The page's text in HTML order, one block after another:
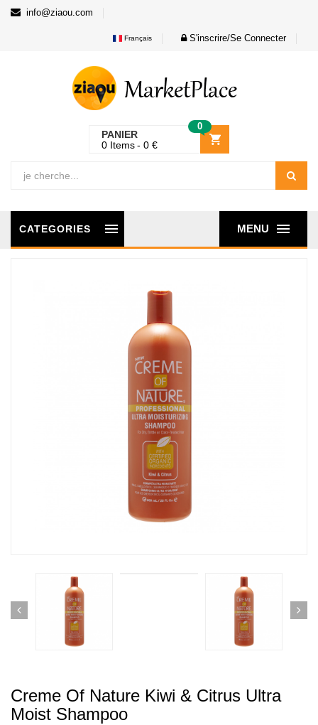
info@ziaou.com
Français S'inscrire/Se Connecter
PANIER
0
0 Items 0 €
MENU
CATEGORIES
Creme Of Nature Kiwi & Citrus Ultra
Moist Shampoo